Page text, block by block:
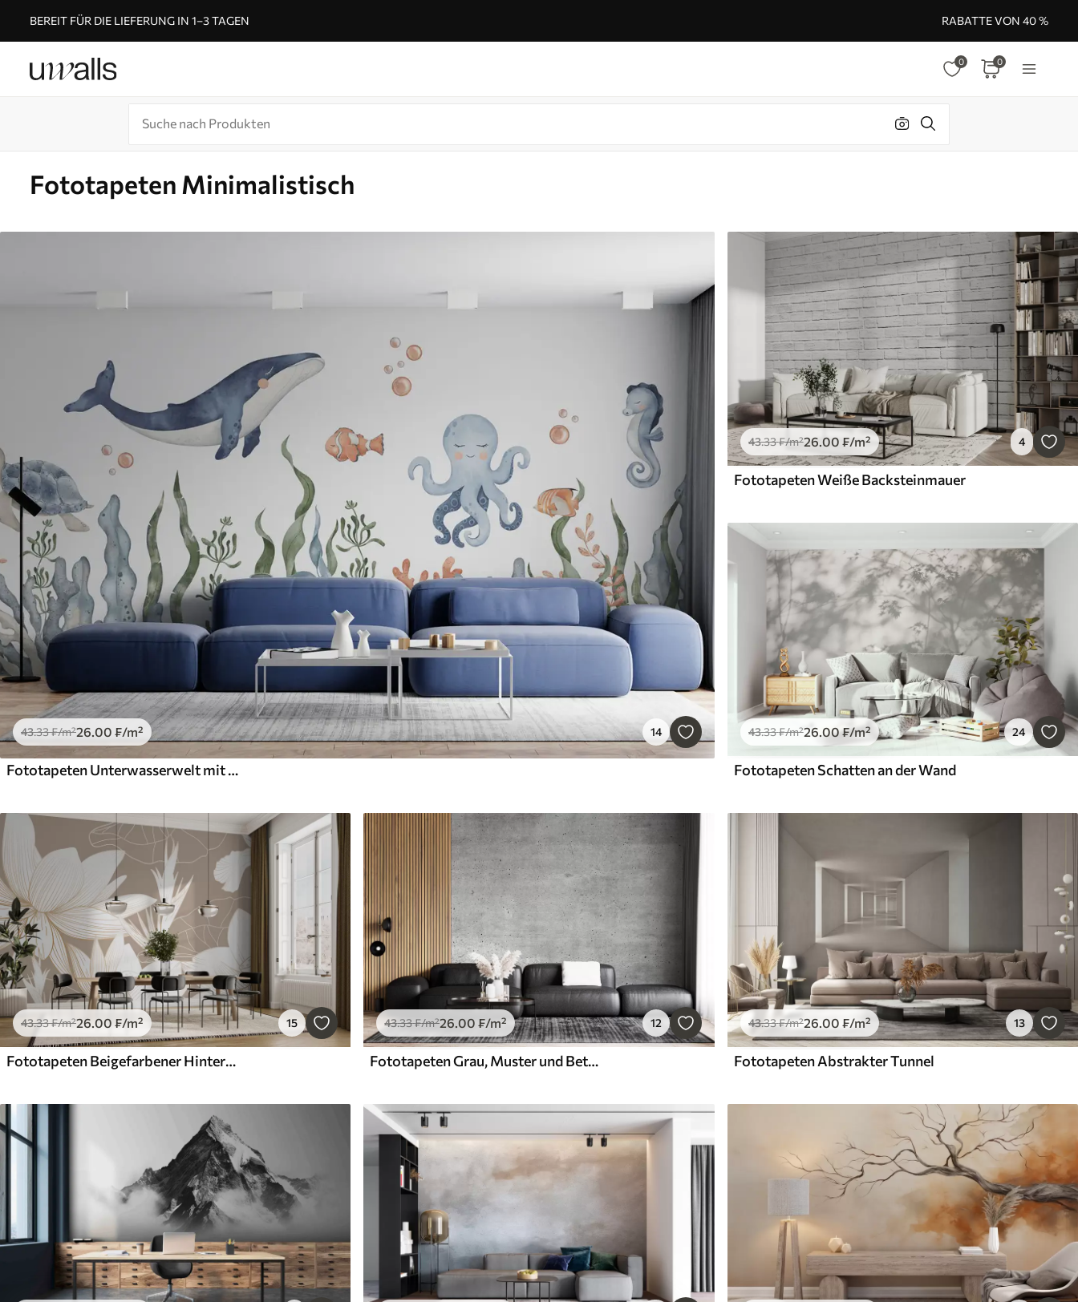
BEREIT FÜR DIE LIEFERUNG IN 1–3 TAGEN RABATTE VON 40 %
0 0
Fototapeten Minimalistisch
43.33₣/m²26.00 ₣/m² 14
Fototapeten Unterwasserwelt mit Walen, Tintenfischen und Schildkröten
43.33₣/m²26.00 ₣/m² 4
Fototapeten Weiße Backsteinmauer
43.33₣/m²26.00₣/m² 24
Fototapeten Schatten an der Wand
43.33₣/m²26 .00 ₣/m² 15
Fototapeten Beigefarbener Hintergrund der tropischen Blumen
43.33₣/m²26 .00 ₣/m² 12
Fototapeten Grau, Muster und Beton
43.33₣/m²26 .00 ₣/m² 13
Fototapeten Abstrakter Tunnel